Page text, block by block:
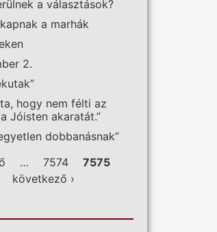
a választások?
a marhák
2.
hogy nem félti az
Jóisten akaratát.”
dobbanásnak”
… 7574
7575
következő ›